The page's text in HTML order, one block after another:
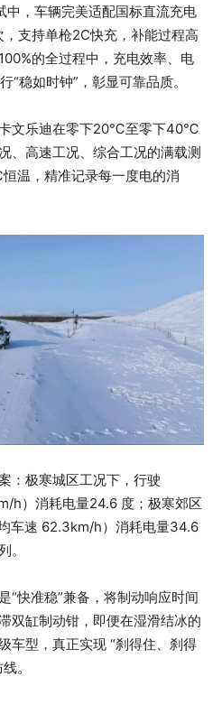
中，车辆完美适配国标直流充电
支持单枪2C快充，补能过程高
的全过程中，充电效率、电
“稳如时钟”，彰显可靠品质。
卡文乐迪在零下20℃至零下40℃
、高速工况、综合工况的满载测
温，精准记录每一度电的消
：极寒城区工况下，行驶
h）消耗电量24.6 度；极寒郊区
车速 62.3km/h）消耗电量34.6
。
“快准稳”兼备，将制动响应时间
双缸制动钳，即便在湿滑结冰的
车型，真正实现 “刹得住、刹得
。